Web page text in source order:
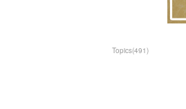
Topics(491)